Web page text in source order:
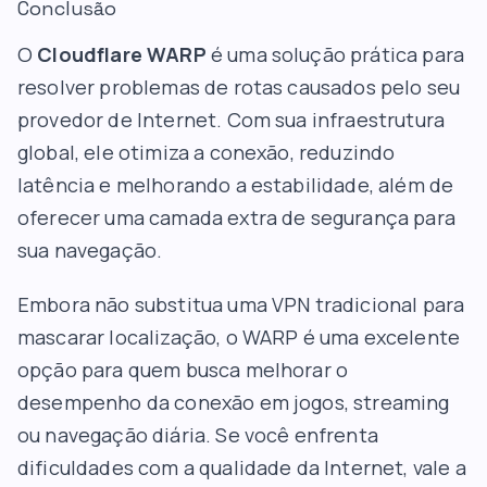
Conclusão
O Cloudflare WARP é uma solução prática para
resolver problemas de rotas causados pelo seu
provedor de Internet. Com sua infraestrutura
global, ele otimiza a conexão, reduzindo
latência e melhorando a estabilidade, além de
oferecer uma camada extra de segurança para
sua navegação.
Embora não substitua uma VPN tradicional para
mascarar localização, o WARP é uma excelente
opção para quem busca melhorar o
desempenho da conexão em jogos, streaming
ou navegação diária. Se você enfrenta
dificuldades com a qualidade da Internet, vale a